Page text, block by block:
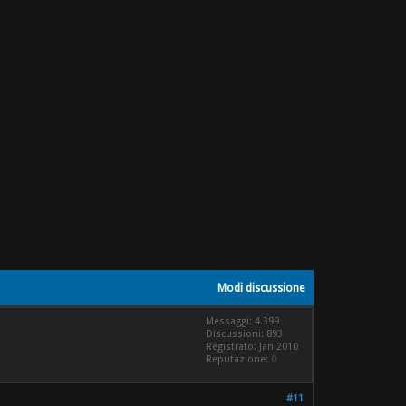
Modi discussione
Messaggi: 4.399
Discussioni: 893
Registrato: Jan 2010
Reputazione: 0
#11